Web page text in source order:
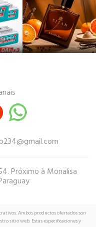
Próximo à Monalisa
Ambos productos ofertados son
sitio web. Estas especificaciones y